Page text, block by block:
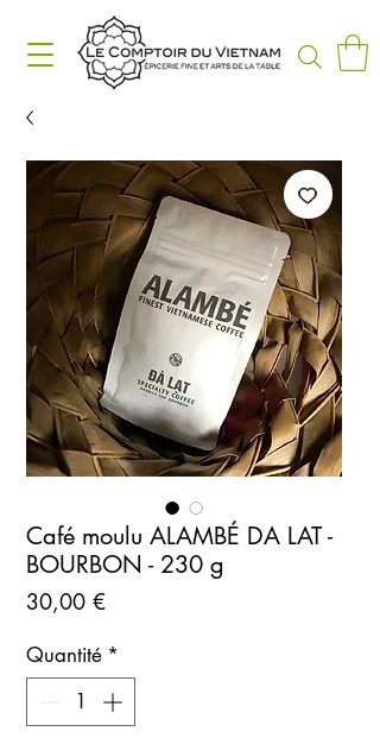
Café moulu ALAMBÉ DA LAT -
BOURBON - 230 g
30,00 €Prix
Quantité *